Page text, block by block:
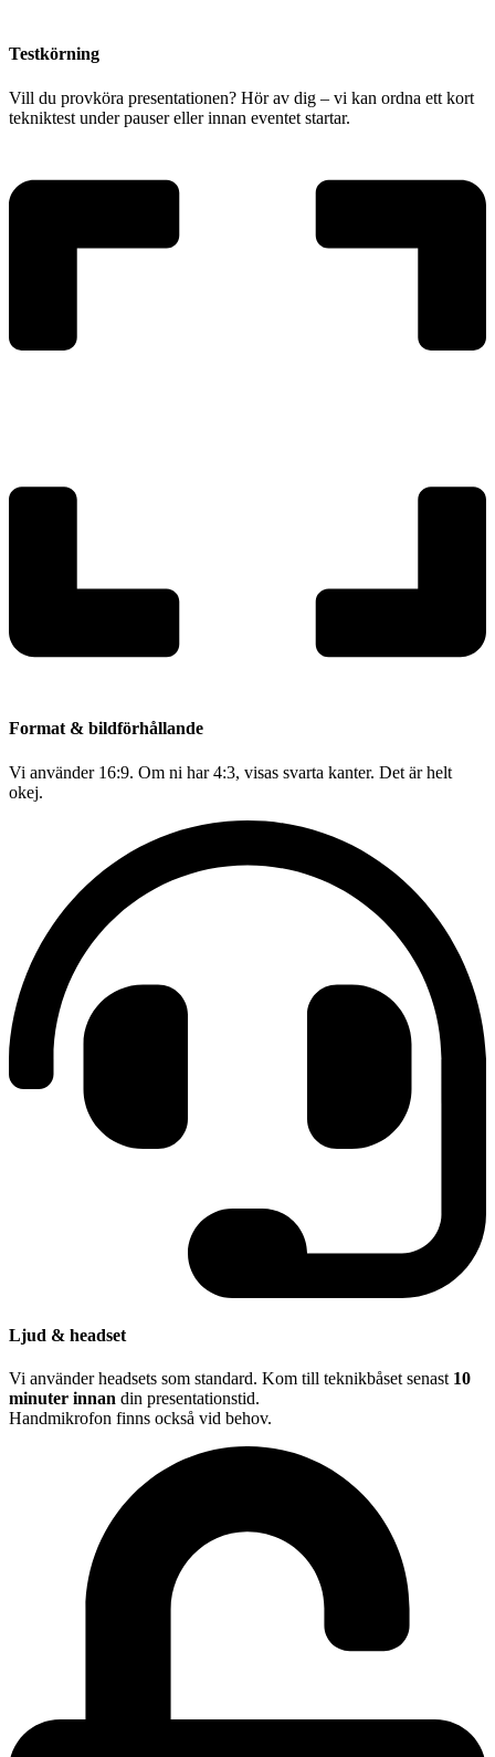
Testkörning
Vill du provköra presentationen? Hör av dig – vi kan ordna ett kort
tekniktest under pauser eller innan eventet startar.
Format & bildförhållande
Vi använder 16:9. Om ni har 4:3, visas svarta kanter. Det är helt
okej.
Ljud & headset
Vi använder headsets som standard. Kom till teknikbåset senast 10
minuter innan din presentationstid.
Handmikrofon finns också vid behov.